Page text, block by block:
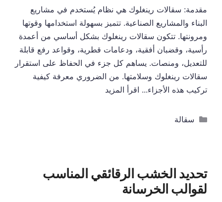
مقدمة: سقالات رينغلوك هي نظام يُستخدم في مشاريع
البناء والمشاريع الصناعية. تتميز بسهولة استخدامها وقوتها
ومرونتها. تتكون سقالات رينغلوك بشكل أساسي من أعمدة
رأسية، وقضبان أفقية، ودعامات قطرية، وقواعد رفع قابلة
للتعديل، ومنصات. يساهم كل جزء في الحفاظ على استقرار
سقالات رينغلوك وسلامتها. من الضروري معرفة كيفية
تركيب هذه الأجزاء... اقرأ المزيد
التصنيفات
سقالة
تحديد الخشب الرقائقي المناسب
لقوالب الخرسانة